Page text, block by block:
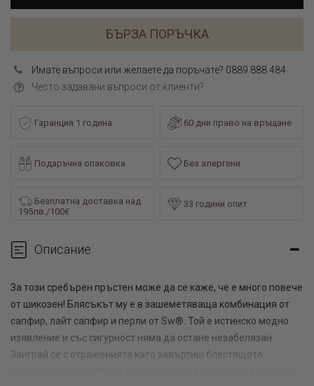
БЪРЗА ПОРЪЧКА
Имате въпроси или желаете да поръчате? 0889 888 484
Често задавани въпроси от клиенти?
Гаранция 1 година 60 дни право на връщане
Подаръчна опаковка Без алергени
Безплатна доставка над
195лв./100€
33 години опит
Описание
За този сребърен пръстен може да се каже, че е много повече
от шикозен! Блясъкът му е в зашеметяваща комбинация от
сапфир, лайт сапфир и перли от Sw®. Той е истинско модно
изявление и със сигурност няма да остане незабелязан.
Заиграй се с отраженията като завъртиш блестящото